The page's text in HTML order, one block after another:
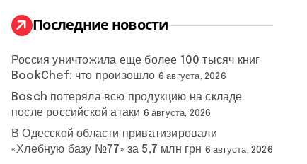
:
Последние новости
Россия уничтожила еще более 100 тысяч книг
BookChef: что произошло 6 августа, 2026
Bosch потеряла всю продукцию на складе
после российской атаки 6 августа, 2026
В Одесской области приватизировали
«Хлебную базу №77» за 5,7 млн грн 6 августа, 2026